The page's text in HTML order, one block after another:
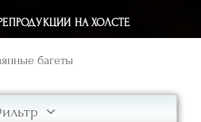
НА ХОЛСТЕ
багеты